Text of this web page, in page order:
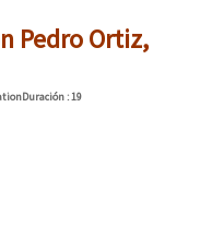
Pedro Ortiz,
Duración: 19